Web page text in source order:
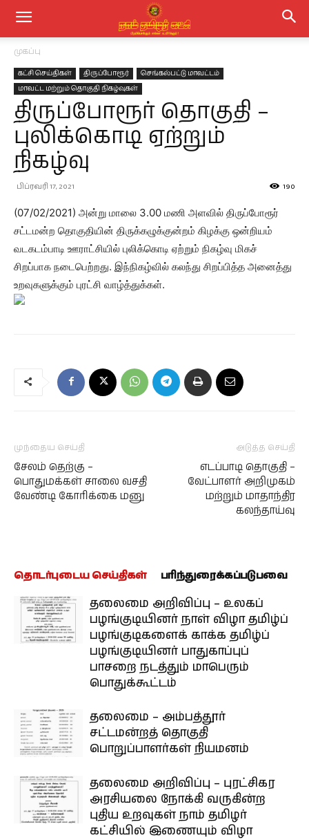
முகப்பு
கட்சி செய்திகள் திருப்போரூர்
செங்கல்பட்டு மாவட்டம்
மாவட்ட மற்றும் தொகுதி நிகழ்வுகள்
திருப்போரூர் தொகுதி –
புலிக்கொடி ஏற்றும்
நிகழ்வு
பிப்ரவரி 17, 2021 190
(07/02/2021) அன்று மாலை 3.00 மணி அளவில் திருப்போரூர்
சட்டமன்ற தொகுதியின் திருக்கழுக்குன்றம் கிழக்கு ஒன்றியம்
வடகடம்பாடி ஊராட்சியில் புலிக்கொடி ஏற்றும் நிகழ்வு மிகச்
சிறப்பாக நடைபெற்றது. இந்நிகழ்வில் கலந்து சிறப்பித்த அனைத்து
உறவுகளுக்கும் புரட்சி வாழ்த்துக்கள்.
முந்தைய செய்தி
சேலம் தெற்கு –
பொதுமக்கள் சாலை வசதி
வேண்டி கோரிக்கை மனு
அடுத்த செய்தி
எடப்பாடி தொகுதி –
வேட்பாளர் அறிமுகம்
மற்றும் மாதாந்திர
கலந்தாய்வு
தொடர்புடைய செய்திகள் பரிந்துரைக்கப்படுபவை
தலைமை அறிவிப்பு – உலகப்
பழங்குடியினர் நாள் விழா தமிழ்ப்
பழங்குடிகளைக் காக்க தமிழ்ப்
பழங்குடியினர் பாதுகாப்புப்
பாசறை நடத்தும் மாபெரும்
பொதுக்கூட்டம்
தலைமை – அம்பத்தூர்
சட்டமன்றத் தொகுதி
பொறுப்பாளர்கள் நியமனம்
தலைமை அறிவிப்பு – புரட்சிகர
அரசியலை நோக்கி வருகின்ற
புதிய உறவுகள் நாம் தமிழர்
கட்சியில் இணையும் விழா